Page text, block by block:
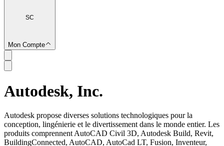
SC
Mon Compte
SC
Autodesk, Inc.
Autodesk propose diverses solutions technologiques pour la
conception, lingénierie et le divertissement dans le monde entier. Les
produits comprennent AutoCAD Civil 3D, Autodesk Build, Revit,
BuildingConnected, AutoCAD, AutoCad LT, Fusion, Inventeur,